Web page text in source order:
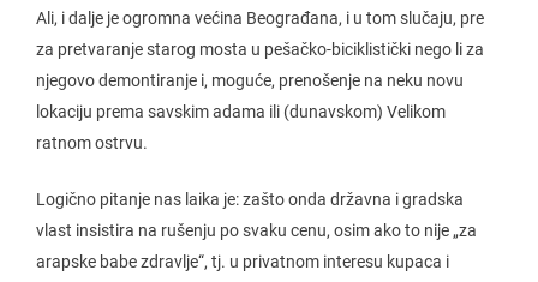
Ali, i dalje je ogromna većina Beograđana, i u tom slučaju, pre
za pretvaranje starog mosta u pešačko-biciklistički nego li za
njegovo demontiranje i, moguće, prenošenje na neku novu
lokaciju prema savskim adama ili (dunavskom) Velikom
ratnom ostrvu.
Logično pitanje nas laika je: zašto onda državna i gradska
vlast insistira na rušenju po svaku cenu, osim ako to nije „za
arapske babe zdravlje“, tj. u privatnom interesu kupaca i